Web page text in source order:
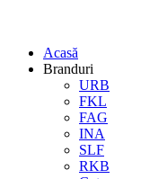
Acasă
Branduri
URB
FKL
FAG
INA
SLF
RKB